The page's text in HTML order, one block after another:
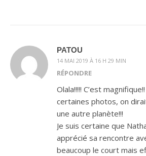
PATOU
14 MAI 2019 À 16 H 29 MIN
RÉPONDRE
Olala!!!!! C’est
certaines photos, on
une autre planète!!!
Je suis certaine que
apprécié sa rencontre
beaucoup le court mais